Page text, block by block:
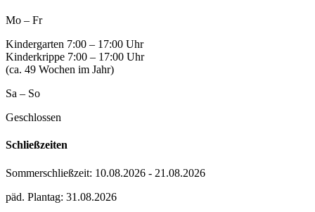
Mo – Fr
Kindergarten 7:00 – 17:00 Uhr
Kinderkrippe 7:00 – 17:00 Uhr
(ca. 49 Wochen im Jahr)
Sa – So
Geschlossen
Schließzeiten
Sommerschließzeit: 10.08.2026 - 21.08.2026
päd. Plantag: 31.08.2026